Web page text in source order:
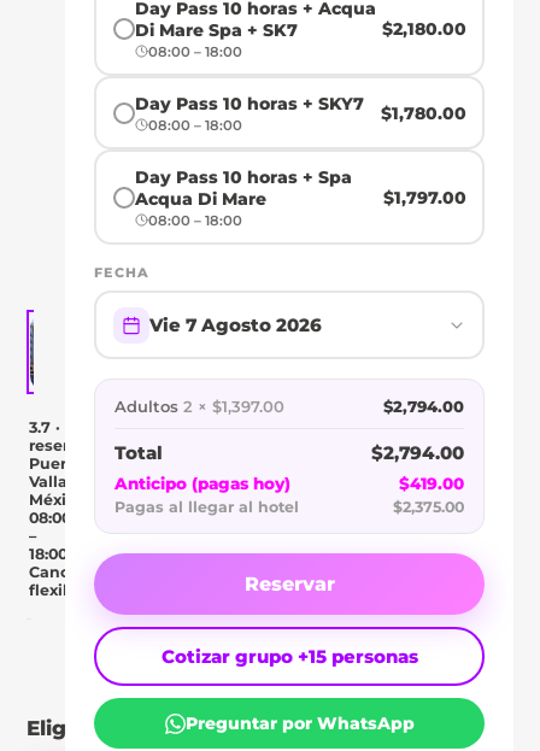
CROWN
PARADISE
GOLDEN
INCLUSIVE
3.7 · 3
reseñas
Puerto
Vallarta,
México
08:00
–
18:00
Cancelación
flexible
Day Pass Descripción Ubicación
Elige tu tipo de pase
Day Pass 10 horas + Acqua
Di Mare Spa + SK7
08:00 – 18:00
$2,180.00
Day Pass 10 horas + SKY7
08:00 – 18:00
$1,780.00
Day Pass 10 horas + Spa
Acqua Di Mare
08:00 – 18:00
$1,797.00
FECHA
Vie 7 Agosto 2026
Adultos 2 × $1,397.00 $2,794.00
Total $2,794.00
Anticipo (pagas hoy) $419.00
Pagas al llegar al hotel $2,375.00
Reservar
Cotizar grupo +15 personas
Preguntar por WhatsApp